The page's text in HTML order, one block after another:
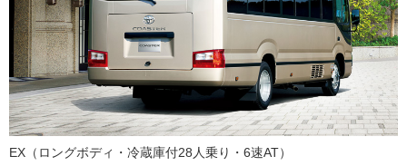
EX（ロングボディ・冷蔵庫付28人乗り・6速AT）